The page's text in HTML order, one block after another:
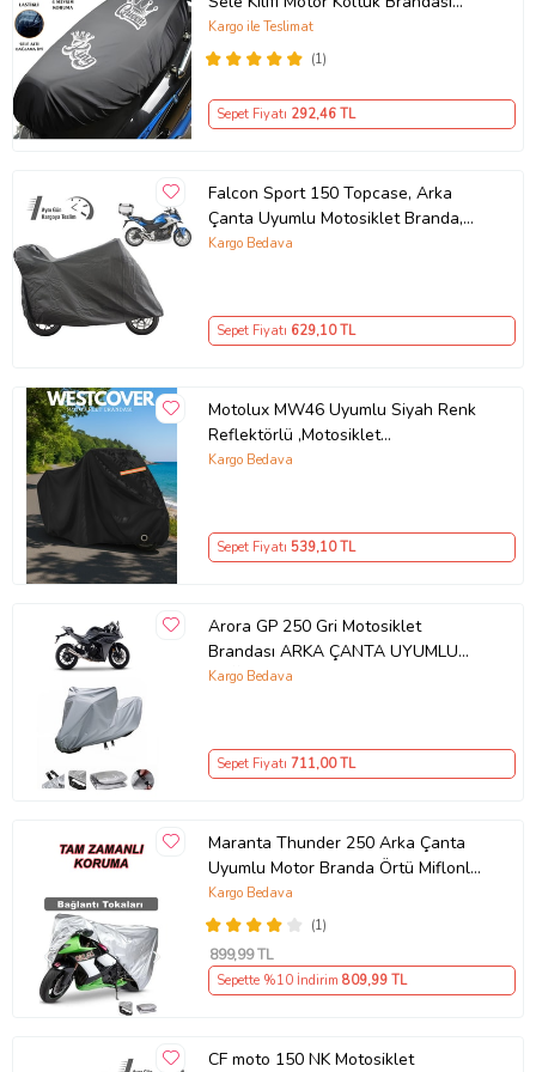
Ürün Kodu:kcm65892433
Siyah
(1)
Kargo ile Teslimat
Sepet Fiyatı 292,46 TL
Falcon Sport 150 Topcase, Arka
Çanta Uyumlu Motosiklet Branda,
Motor Örtüsü , Çadır
Kargo Bedava
Sepet Fiyatı 629,10 TL
Motolux MW46 Uyumlu Siyah Renk
Reflektörlü ,Motosiklet
Brandası,Motor Branda Motor
Kargo Bedava
Sepet Fiyatı 539,10 TL
Arora GP 250 Gri Motosiklet
Brandası ARKA ÇANTA UYUMLU
DEĞİLDİR
Kargo Bedava
Sepet Fiyatı 711,00 TL
Maranta Thunder 250 Arka Çanta
Uyumlu Motor Branda Örtü Miflonlu
Premium 4 Mevsim Koruma Gri
(1)
Kargo Bedava
899,99 TL
Sepette %10 İndirim 809,99 TL
CF moto 150 NK Motosiklet